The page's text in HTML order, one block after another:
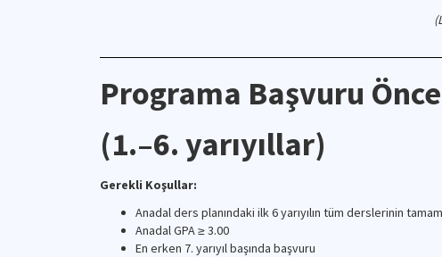
Programa Başvuru
(1.–6. yarıyıllar)
Gerekli Koşullar:
Anadal ders planındaki ilk 6 yarıyılın tüm derslerinin
Anadal GPA ≥ 3.00
En erken 7. yarıyıl başında başvuru